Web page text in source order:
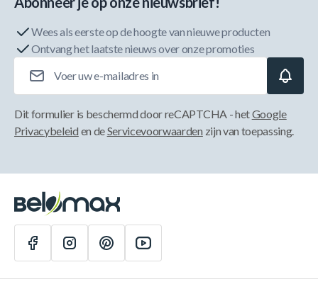
Wees als eerste op de hoogte van nieuwe producten
Ontvang het laatste nieuws over onze promoties
Dit formulier is beschermd door reCAPTCHA - hetGoogle
Privacybeleid en deServicevoorwaarden zijn van toepassing.